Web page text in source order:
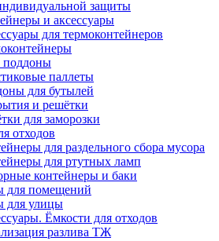
защиты
и аксессуары
для термоконтейнеров
поддоны
паллеты
для бутылей
и решётки
для заморозки
отходов
для раздельного сбора мусора
для ртутных ламп
контейнеры и баки
для помещений
для улицы
Ёмкости для отходов
разлива ТЖ